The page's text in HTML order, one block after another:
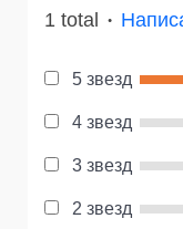
1 total ●
5 звезд
4 звезд
3 звезд
2 звезд